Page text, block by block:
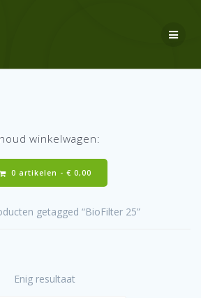
winkelwagen:
0 artikelen - € 0,00
getagged “BioFilter 25”
Enig resultaat